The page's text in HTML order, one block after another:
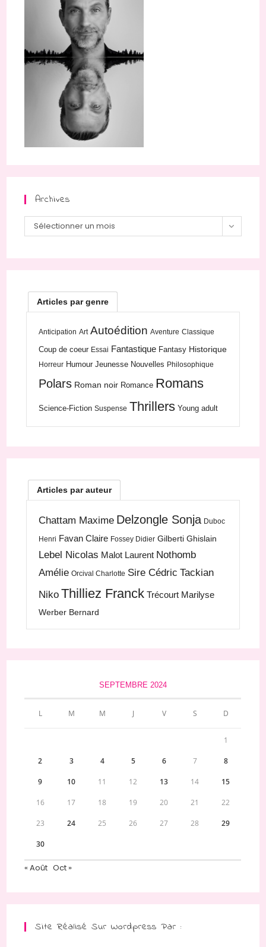
Archives
Sélectionner un mois
Articles par genre
Anticipation Art Autoédition Aventure Classique
Coup de coeur Essai Fantastique Fantasy Historique
Horreur Humour Jeunesse Nouvelles Philosophique
Polars Roman noir Romance Romans
Science-Fiction Suspense Thrillers Young adult
Articles par auteur
Chattam Maxime Delzongle Sonja Duboc
Henri Favan Claire Fossey Didier Gilberti Ghislain
Lebel Nicolas Malot Laurent Nothomb
Amélie Orcival Charlotte Sire Cédric Tackian
Niko Thilliez Franck Trécourt Marilyse
Werber Bernard
SEPTEMBRE 2024
L M M J V S D
1
2 3 4 5 6 7 8
9 10 11 12 13 14 15
16 17 18 19 20 21 22
23 24 25 26 27 28 29
30
« Août Oct »
Site Réalisé Sur Wordpress Par :